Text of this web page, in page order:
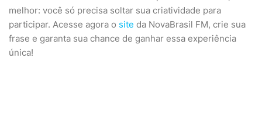
melhor: você só precisa soltar sua criatividade para
participar. Acesse agora o site da NovaBrasil FM, crie sua
frase e garanta sua chance de ganhar essa experiência
única!